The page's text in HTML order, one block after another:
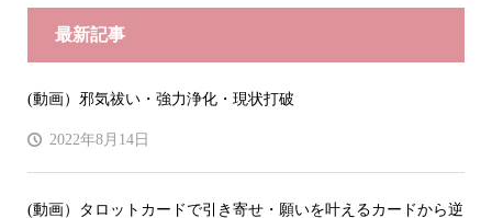
最新記事
(動画）邪気祓い・強力浄化・現状打破
2022年8月14日
(動画）タロットカードで引き寄せ・願いを叶えるカードから逆